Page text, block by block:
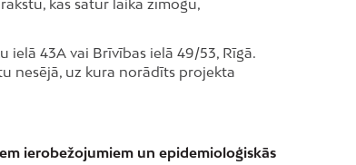
ielā 43A vai Brīvības ielā 49/53, Rīgā.
nesējā, uz kura norādīts projekta
ierobežojumiem un epidemioloģiskās